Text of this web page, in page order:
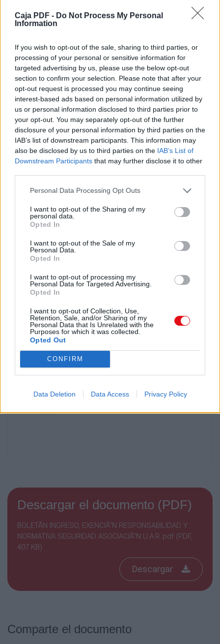
Caja PDF - Do Not Process My Personal
Information
If you wish to opt-out of the sale, sharing to third parties, or
processing of your personal or sensitive information for
targeted advertising by us, please use the below opt-out
section to confirm your selection. Please note that after your
opt-out request is processed you may continue seeing
interest-based ads based on personal information utilized by
us or personal information disclosed to third parties prior to
your opt-out. You may separately opt-out of the further
disclosure of your personal information by third parties on the
IAB’s list of downstream participants. This information may
also be disclosed by us to third parties on the IAB’s List of
Downstream Participants that may further disclose it to other
Personal Data Processing Opt Outs
I want to opt-out of the Sharing of my
personal data.
Opted In
I want to opt-out of the Sale of my
Personal Data.
Opted In
I want to opt-out of processing my
Personal Data for Targeted Advertising.
Opted In
I want to opt-out of Collection, Use,
Retention, Sale, and/or Sharing of my
Personal Data that Is Unrelated with the
Purposes for which it was collected.
Opted Out
CONFIRM
Data Deletion Data Access Privacy Policy
1. Llevar siempre GAFAS DE PROTECCIÓN
debidamente homologadas con la
Deporte.
2. Quitar el Cargador de las Réplicas que se
usen en la práctica del Airsoft,
Una vez haya sido eliminado del juego.
3. No efectuar disparos a menos de 5 mts de
otro Jugador.
4. No llevar objetos punzantes o cortantes
durante la Partida.
5. No agredir Física, Verbal o Psíquicamente a
ningún componente del juego
o persona ajena al mismo.
6. Llevar un chaleco Reflectante y un silbato
de seguridad.
Militar elegido por la Asociación respecto a
8. Estar Físicamente capacitado para la
práctica de este Deporte.
El abajo firmante declara haber recibido y
estar al corriente de las Normas de
Seguridad de esta Asociación por lo que
por no llevar a cabo las anteriores Normas
será de su responsabilidad.
FIRMADO:
Descargar el documento (PDF)
BOLETÃN INGRESO, EXENCIÃ“N RESPONSABILIDAD Y
NORMATIVA SEGURIDAD ASOCIACIÃ“N U.A.R..pdf (PDF,
407 KB)
Descargar
Comparte el documento